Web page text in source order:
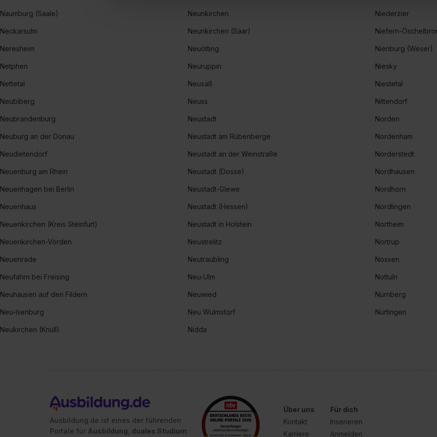
Einwilligung zur Platzierung von Cookies der Kategorien „Präferenzen“, „Statistiken“ und
verfügen über kein angemessenes Datenschutzniveau (EuGH – Schrems II). Du kannst die
jederzeit mit Wirkung für die Zukunft ganz oder teilweise über unsere Datenschutzerklärung
„Details zeigen“. Weitere Informationen:
Impressum.
Naumburg (Saale)
Neckarsulm
Neresheim
Netphen
Nettetal
Neubiberg
Neubrandenburg
Neuburg an der Donau
Neudietendorf
Neuenburg am Rhein
Neuenhagen bei Berlin
Neuenhaus
Neuenkirchen (Kreis Steinfurt)
Neuenkirchen-Vörden
Neuenrade
Neufahrn bei Freising
Neuhausen auf den Fildern
Neu-Isenburg
Neukirchen (Knüll)
Neunkirchen
Neunkirchen (Saar)
Neuötting
Neuruppin
Neusäß
Neuss
Neustadt
Neustadt am Rübenberge
Neustadt an der Weinstraße
Neustadt (Dosse)
Neustadt-Glewe
Neustadt (Hessen)
Neustadt in Holstein
Neustrelitz
Neutraubling
Neu-Ulm
Neuwied
Neu Wulmstorf
Nidda
Niederzier
Niefern-
Nienburg (Weser)
Niesky
Niestetal
Nittendorf
Norden
Nordenham
Norderstedt
Nordhausen
Nordhorn
Nördlingen
Northeim
Nortrup
Nossen
Nottuln
Nürnberg
Nürtingen
Ausbildung.de ist eines der führenden
Portale für Ausbildung, duales Studium
Über uns
Kontakt
Karriere
Für dich
Inserieren
Anmelden